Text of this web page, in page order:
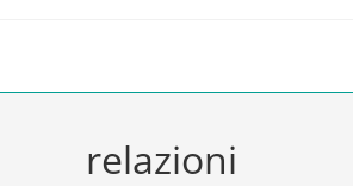
relazioni